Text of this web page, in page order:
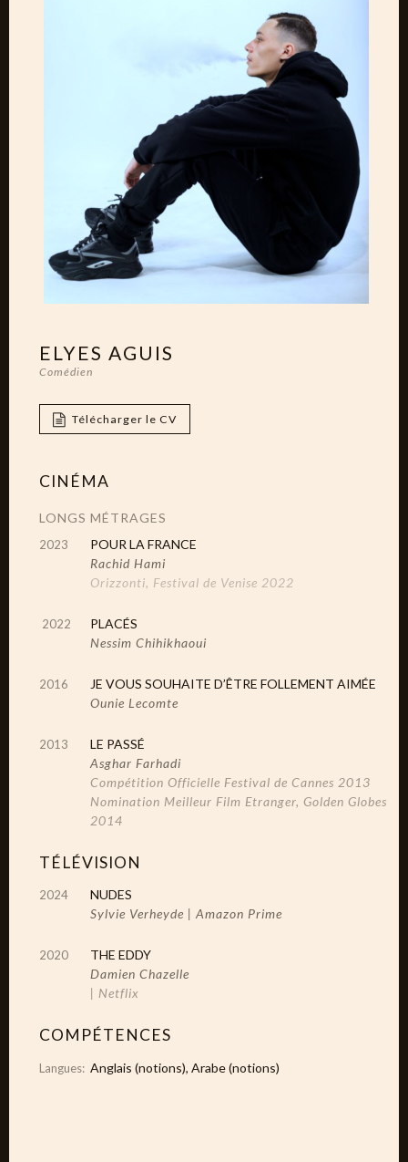
ELYES AGUIS
Comédien
Télécharger le CV
CINÉMA
LONGS MÉTRAGES
2023
POUR LA FRANCE
Rachid Hami
Orizzonti, Festival de Venise 2022
2022
PLACÉS
Nessim Chihikhaoui
2016
JE VOUS SOUHAITE D’ÊTRE FOLLEMENT AIMÉE
Ounie Lecomte
2013
LE PASSÉ
Asghar Farhadi
Compétition Officielle Festival de Cannes 2013
Nomination Meilleur Film Etranger, Golden Globes
2014
TÉLÉVISION
2024
NUDES
Sylvie Verheyde | Amazon Prime
2020
THE EDDY
Damien Chazelle
| Netflix
COMPÉTENCES
Langues: Anglais (notions), Arabe (notions)